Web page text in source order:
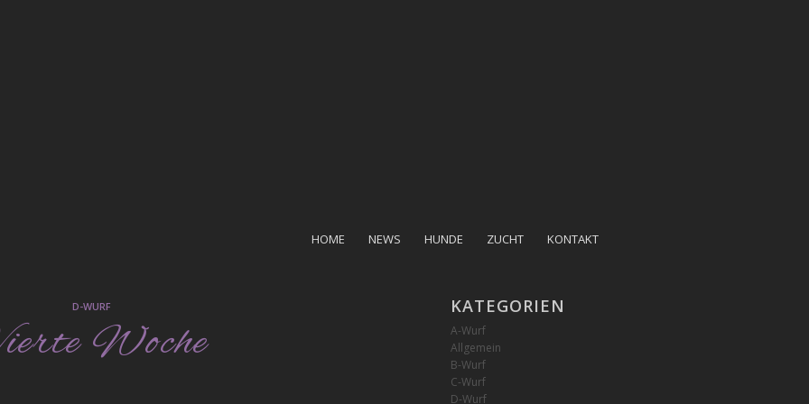
HOME NEWS HUNDE ZUCHT KONTAKT
D-WURF
Woche
KATEGORIEN
A-Wurf
Allgemein
B-Wurf
C-Wurf
D-Wurf